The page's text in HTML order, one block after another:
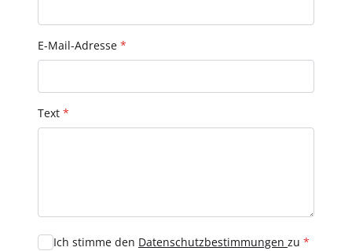
E-Mail-Adresse *
Text *
Ich stimme den Datenschutzbestimmungen zu *